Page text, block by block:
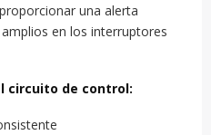
una alerta
en los interruptores
circuito de control: